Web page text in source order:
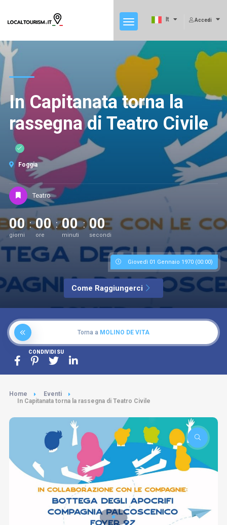
Accedi
It
In Capitanata torna la
rassegna di Teatro Civile
Foggia
Teatro
00
giorni
00
ore
00
minuti
00
secondi
Giovedì 01 Gennaio 1970 (00:00)
Come Raggiungerci
Torna a MOLINO DE VITA
CONDIVIDI SU
Home
Eventi
In Capitanata torna la rassegna di Teatro Civile